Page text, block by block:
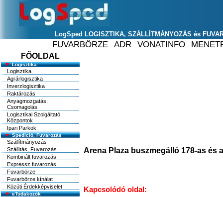
FŐOLDAL
Logisztika
Logisztika
Agrárlogisztika
Inverzlogisztika
Raktározás
Anyagmozgatás,
Csomagolás
Logisztikai Szolgáltató
Központok
Ipari Parkok
Spedició, Fuvarozás
Szállítmányozás
Szállítás, Fuvarozás
Kombinált fuvarozás
Expressz fuvarozás
Fuvarbörze
Fuvarbörze kínálat
Közúti Érdekképviselet
eTudakozók
Arena Plaza buszmegálló 178-as és
Kapcsolódó oldal: